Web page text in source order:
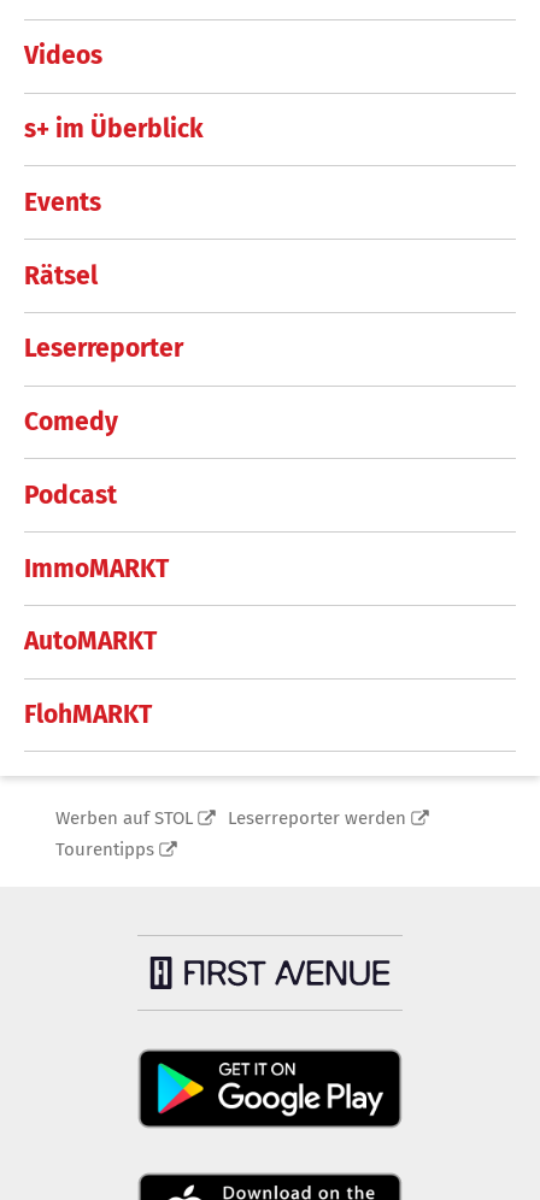
Videos
s+ im Überblick
Events
Rätsel
Leserreporter
Comedy
Podcast
ImmoMARKT
AutoMARKT
FlohMARKT
Werben auf STOL
Leserreporter werden
Tourentipps